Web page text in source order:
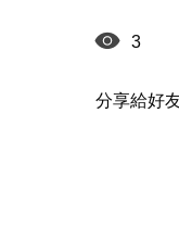
3
分享給好